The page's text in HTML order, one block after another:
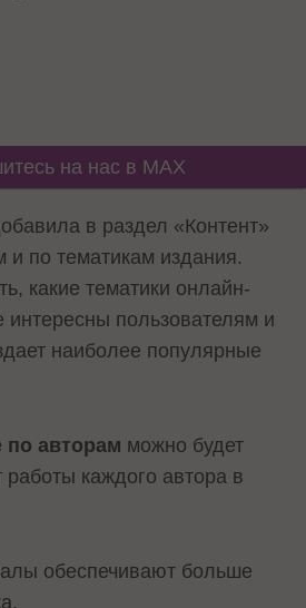
на нас в MAX
в раздел «Контент»
и по тематикам издания.
какие тематики онлайн-
интересны пользователям и
наиболее популярные
по авторам можно будет
работы каждого автора в
обеспечивают больше